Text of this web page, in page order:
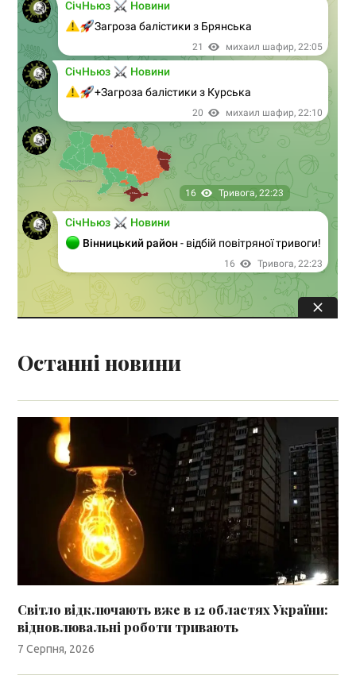
Останні новини
Світло відключають вже в 12 областях України:
відновлювальні роботи тривають
7 Серпня, 2026